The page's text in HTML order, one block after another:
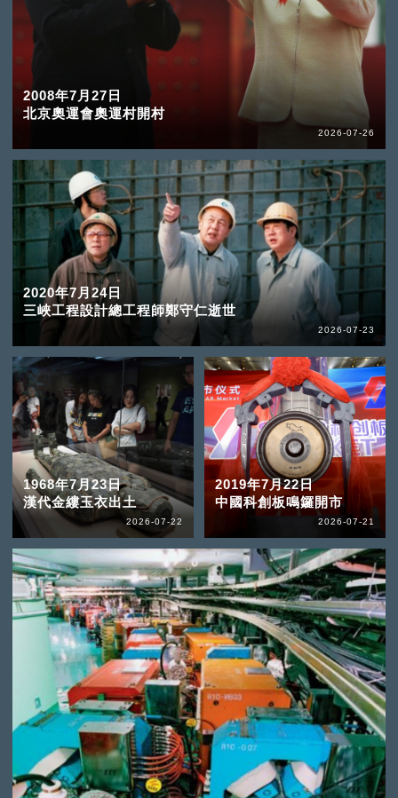
2008年7月27日
北京奧運會奧運村開村
2026-07-26
2020年7月24日
三峽工程設計總工程師鄭守仁逝世
2026-07-23
1968年7月23日
漢代金縷玉衣出土
2026-07-22
2019年7月22日
中國科創板鳴鑼開市
2026-07-21